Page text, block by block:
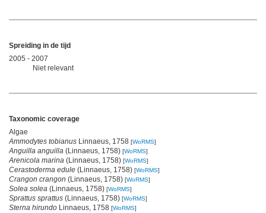
Spreiding in de tijd
2005 - 2007
Niet relevant
Taxonomic coverage
Algae
Ammodytes tobianus Linnaeus, 1758 [WoRMS]
Anguilla anguilla (Linnaeus, 1758) [WoRMS]
Arenicola marina (Linnaeus, 1758) [WoRMS]
Cerastoderma edule (Linnaeus, 1758) [WoRMS]
Crangon crangon (Linnaeus, 1758) [WoRMS]
Solea solea (Linnaeus, 1758) [WoRMS]
Sprattus sprattus (Linnaeus, 1758) [WoRMS]
Sterna hirundo Linnaeus, 1758 [WoRMS]